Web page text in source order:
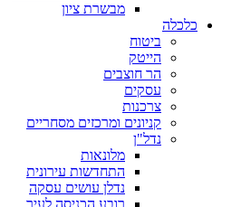
מבשרת ציון
כלכלה
ביטוח
הייטק
הר חוצבים
עסקים
צרכנות
קניונים ומרכזים מסחריים
נדל"ן
מלונאות
התחדשות עירונית
נדלן עושים עסקה
רובע הכניסה לעיר